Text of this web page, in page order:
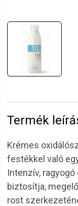
Termék
Krémes
festékkel való
Intenzív,
biztosítja,
rost